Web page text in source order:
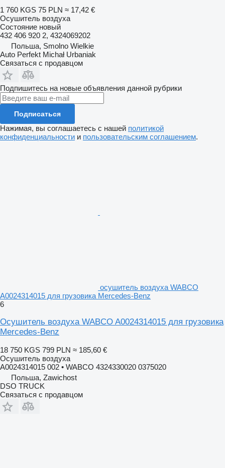
1 760 KGS 75 PLN ≈ 17,42 €
Осушитель воздуха
Состояние новый
432 406 920 2, 4324069202
Польша, Smolno Wielkie
Auto Perfekt Michał Urbaniak
Связаться с продавцом
Подпишитесь на новые объявления данной рубрики
Подписаться
Нажимая, вы соглашаетесь с нашей политикой
конфиденциальности и пользовательским соглашением.
осушитель воздуха WABCO
A0024314015 для грузовика Mercedes-Benz
6
Осушитель воздуха WABCO A0024314015 для грузовика
Mercedes-Benz
18 750 KGS 799 PLN ≈ 185,60 €
Осушитель воздуха
A0024314015 002 • WABCO 4324330020 0375020
Польша, Zawichost
DSO TRUCK
Связаться с продавцом